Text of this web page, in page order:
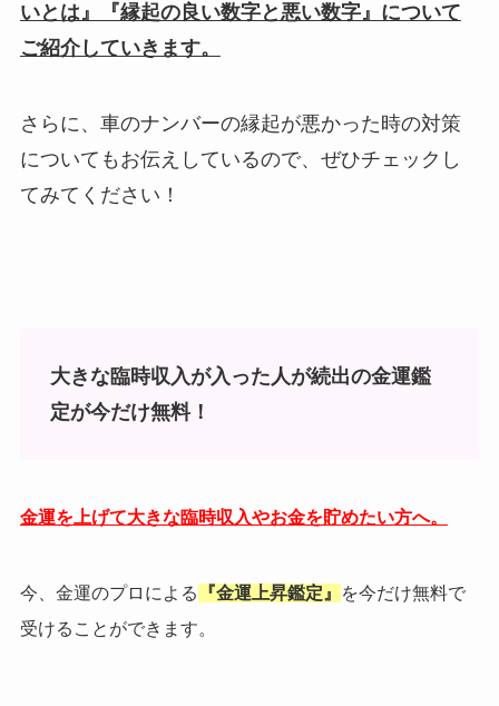
いとは』『縁起の良い数字と悪い数字』について
ご紹介していきます。
さらに、車のナンバーの縁起が悪かった時の対策
についてもお伝えしているので、ぜひチェックし
てみてください！
大きな臨時収入が入った人が続出の金運鑑
定が今だけ無料！
金運を上げて大きな臨時収入やお金を貯めたい方へ。
今、金運のプロによる 『金運上昇鑑定』
を今だけ無料で
受けることができます。